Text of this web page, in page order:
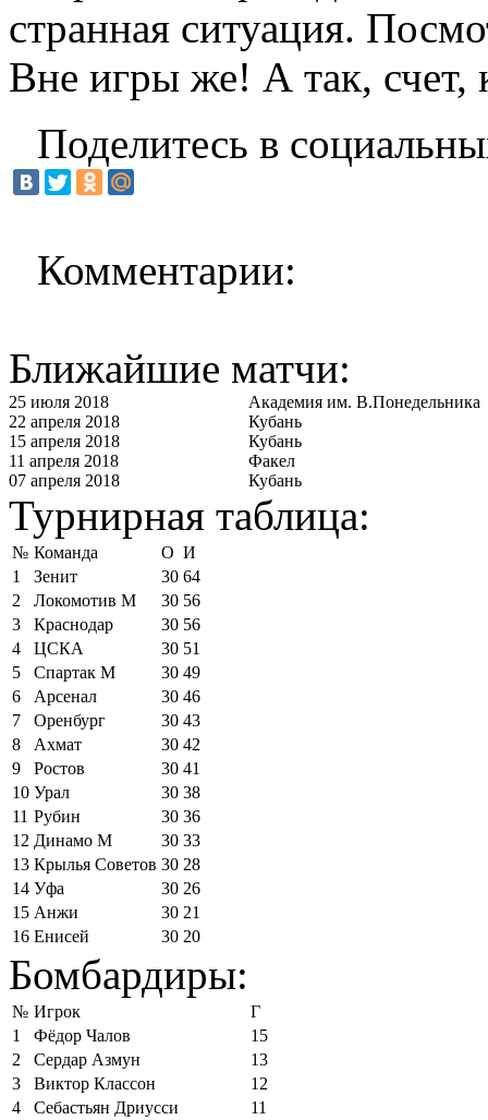
странная ситуация.
Вне игры же! А так,
Поделитесь в
Комментарии:
Ближайшие матчи:
25 июля 2018
Академия им. В.Понедельника
22 апреля 2018
Кубань
15 апреля 2018
Кубань
11 апреля 2018
Факел
07 апреля 2018
Кубань
Турнирная таблица:
№ Команда О И
1
Зенит 30 64
2
Локомотив М 30 56
3
Краснодар 30 56
4
ЦСКА 30 51
5
Спартак М 30 49
6
Арсенал 30 46
7
Оренбург 30 43
8
Ахмат 30 42
9
Ростов 30 41
10 Урал 30 38
11 Рубин 30 36
12 Динамо М 30 33
13 Крылья Советов 30 28
14 Уфа 30 26
15 Анжи 30 21
16 Енисей 30 20
Бомбардиры:
№ Игрок
Г
1
Фёдор Чалов
15
2
Сердар Азмун
13
3
Виктор Классон
12
4
Себастьян Дриусси
11